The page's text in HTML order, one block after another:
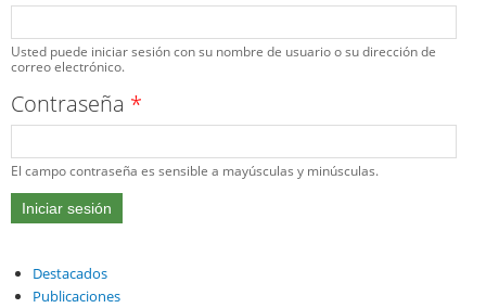
Usted puede iniciar sesión con su nombre de usuario o su dirección de
correo electrónico.
Contraseña *
El campo contraseña es sensible a mayúsculas y minúsculas.
Destacados
Publicaciones